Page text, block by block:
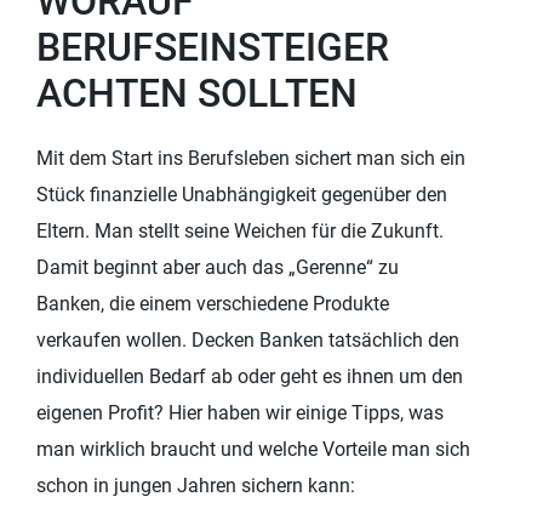
BERUFSEINSTEIGER
ACHTEN SOLLTEN
Mit dem Start ins Berufsleben sichert man sich ein
Stück finanzielle Unabhängigkeit gegenüber den
Eltern. Man stellt seine Weichen für die Zukunft.
Damit beginnt aber auch das „Gerenne“ zu
Banken, die einem verschiedene Produkte
verkaufen wollen. Decken Banken tatsächlich den
individuellen Bedarf ab oder geht es ihnen um den
eigenen Profit? Hier haben wir einige Tipps, was
man wirklich braucht und welche Vorteile man sich
schon in jungen Jahren sichern kann: